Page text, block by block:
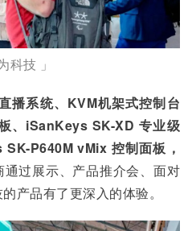
科技 」
播系统、KVM机架式控制台
、iSanKeys SK-XD 专业级
P640M vMix 控制面板，
通过展示、产品推介会、面对
产品有了更深入的体验。